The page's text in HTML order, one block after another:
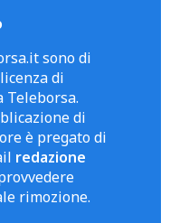
sono di
di
Teleborsa.
di
è pregato di
redazione
rimozione.